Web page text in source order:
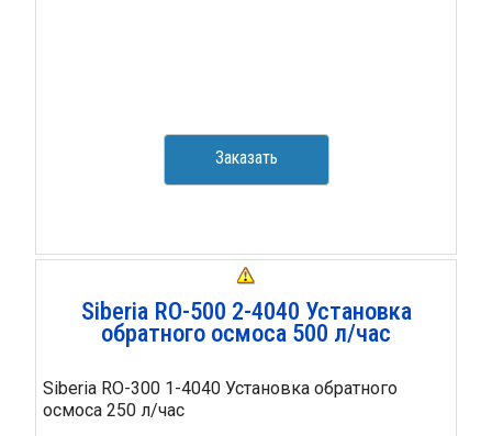
Заказать
Siberia RO-500 2-4040 Установка
обратного осмоса 500 л/час
Siberia RO-300 1-4040 Установка обратного
осмоса 250 л/час